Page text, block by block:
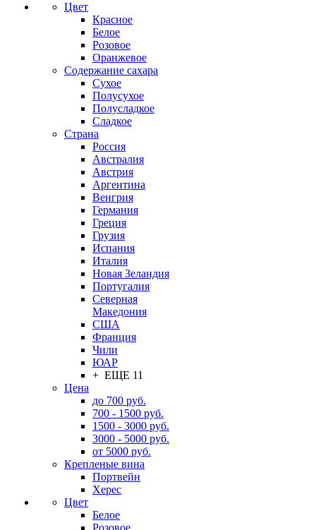
Цвет
Красное
Белое
Розовое
Оранжевое
Содержание сахара
Сухое
Полусухое
Полусладкое
Сладкое
Страна
Россия
Австралия
Австрия
Аргентина
Венгрия
Германия
Греция
Грузия
Испания
Италия
Новая Зеландия
Португалия
Северная
Македония
США
Франция
Чили
ЮАР
+ ЕЩЕ 11
Цена
до 700 руб.
700 - 1500 руб.
1500 - 3000 руб.
3000 - 5000 руб.
от 5000 руб.
Крепленые вина
Портвейн
Херес
Цвет
Белое
Розовое